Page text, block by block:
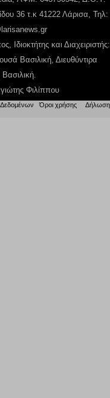
36 τ.κ 41222 Λάρισα, Τηλ:
και Διαχειριστής:
Βασιλική, Διευθύντιρα
Φιλίππου
Δεδομένων |Όροι χρήσης
Δήλωση